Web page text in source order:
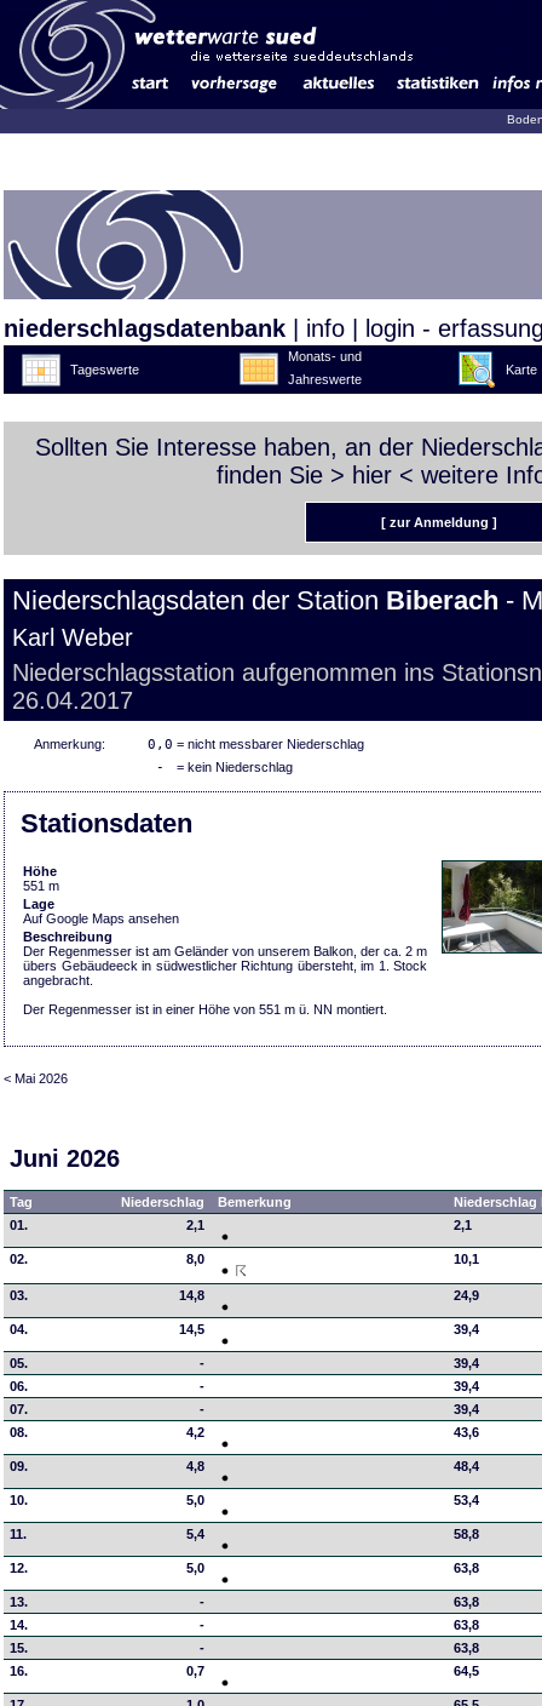
niederschlagsdatenbank info login -
Tageswerte
Monats- und
Jahreswerte
Karte
Sollten Sie Interesse haben, an der
finden Sie > hier < weitere
[ zur Anmeldung ]
Niederschlagsdaten der Station Biberach -
Karl Weber
Niederschlagsstation aufgenommen ins
26.04.2017
Anmerkung: 0,0 = nicht messbarer Niederschlag
- = kein Niederschlag
Stationsdaten
Höhe
551 m
Lage
Auf Google Maps ansehen
Beschreibung
Der Regenmesser ist am Geländer von unserem Balkon, der ca. 2 m
übers Gebäudeeck in südwestlicher Richtung übersteht, im 1. Stock
angebracht.
Der Regenmesser ist in einer Höhe von 551 m ü. NN montiert.
< Mai 2026
Juni 2026
Tag Niederschlag Bemerkung
01.
2,1 2,1
02. 8,0 10,1
03. 14,8 24,9
04. 14,5 39,4
05. -
39,4
06.
-
39,4
07.
-
39,4
08.
4,2 43,6
09. 4,8 48,4
10. 5,0 53,4
11. 5,4 58,8
12. 5,0 63,8
13. -
63,8
14.
-
63,8
15.
-
63,8
16.
0,7 64,5